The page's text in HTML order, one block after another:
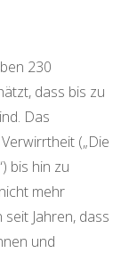
230
dass bis zu
Das
(„Die
bis hin zu
mehr
Jahren, dass
und